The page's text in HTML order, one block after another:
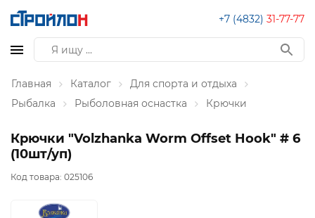
+7 (4832) 31-77-77
Главная Каталог
Для спорта и отдыха
Рыбалка
Рыболовная оснастка Крючки
Крючки "Volzhanka Worm Offset Hook" # 6
(10шт/уп)
Код товара: 025106